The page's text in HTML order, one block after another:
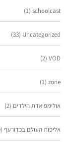
schoolcast
(1)
Uncategorized
(33)
VOD
(2)
zone
(1)
אולימפיאדת הילדים (2)
אליפות העולם בכדורעף (9)